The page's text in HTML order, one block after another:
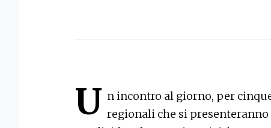
U n incontro al giorno, per
regionali che si